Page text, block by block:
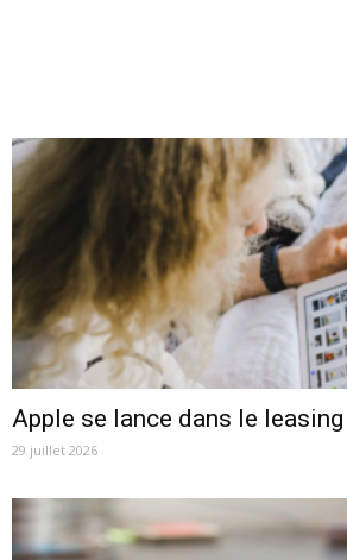
Apple se lance dans le leasing
29 juillet 2026